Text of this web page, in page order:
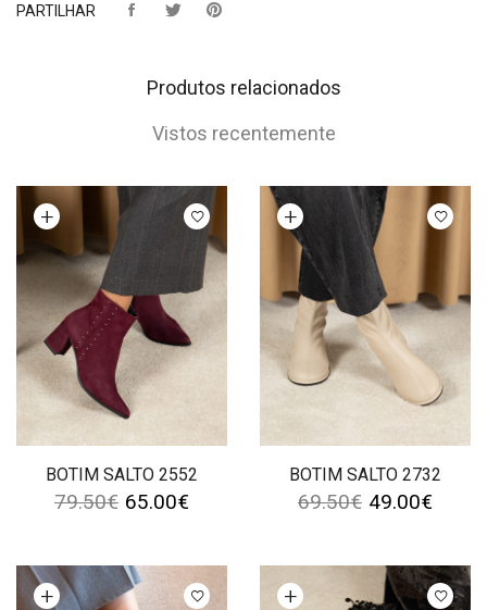
PARTILHAR
Produtos relacionados
Vistos recentemente
BOTIM SALTO 2552
opções
79.50€ 65.00€
BOTIM SALTO 2732
Ver opções
69.50€ 49.00€
opções Ver opções